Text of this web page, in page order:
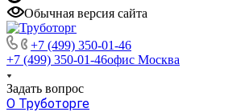
Обычная версия сайта
+7 (499) 350-01-46
+7 (499) 350-01-46офис Москва
Задать вопрос
О Труботорге